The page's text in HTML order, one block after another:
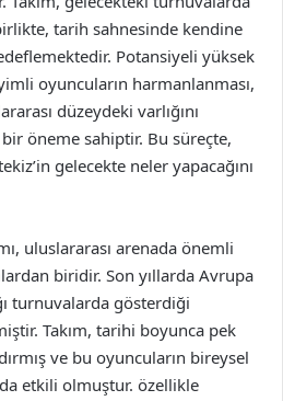
tarih sahnesinde kendine
Potansiyeli yüksek
oyuncuların harmanlanması,
düzeydeki varlığını
öneme sahiptir. Bu süreçte,
gelecekte neler yapacağını
uluslararası arenada önemli
biridir. Son yıllarda Avrupa
turnuvalarda gösterdiği
Takım, tarihi boyunca pek
ve bu oyuncuların bireysel
etkili olmuştur. özellikle